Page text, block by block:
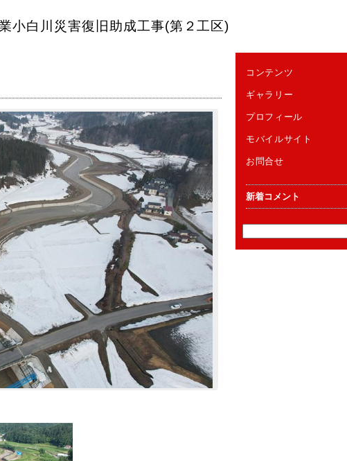
小白川災害復旧助成工事(第２工区)
コンテンツ
ギャラリー
プロフィール
モバイルサイト
お問合せ
新着コメント